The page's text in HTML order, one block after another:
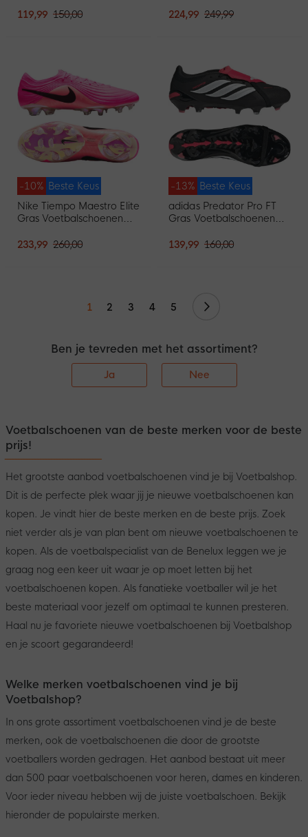
119,99 150,00
Zilvergrijs
224,99 249,99
Beste Keus
-10%
Nike Tiempo Maestro Elite
Gras Voetbalschoenen
233,99 260,00
Beste Keus
-13%
adidas Predator Pro FT
Gras Voetbalschoenen
139,99 160,00
1 2 3 4 5
Ben je tevreden met het assortiment?
Ja Nee
Voetbalschoenen van de beste merken voor de beste
prijs!
Het grootste aanbod voetbalschoenen vind je bij Voetbalshop.
Dit is de perfecte plek waar jij je nieuwe voetbalschoenen kan
kopen. Je vindt hier de beste merken en de beste prijs. Zoek
niet verder als je van plan bent om nieuwe voetbalschoenen te
kopen. Als de voetbalspecialist van de Benelux leggen we je
graag nog een keer uit waar je op moet letten bij het
voetbalschoenen kopen. Als fanatieke voetballer wil je het
beste materiaal voor jezelf om optimaal te kunnen presteren.
Haal nu je favoriete nieuwe voetbalschoenen bij Voetbalshop
en je scoort gegarandeerd!
Welke merken voetbalschoenen vind je bij
Voetbalshop?
In ons grote assortiment voetbalschoenen vind je de beste
merken, ook de voetbalschoenen die door de grootste
voetballers worden gedragen. Het aanbod bestaat uit meer
dan 500 paar voetbalschoenen voor heren, dames en kinderen.
Voor ieder niveau hebben wij de juiste voetbalschoen. Bekijk
hieronder de populairste merken.